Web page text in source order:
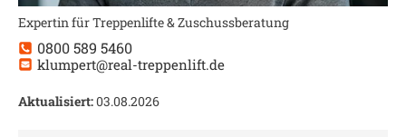
Expertin für Treppenlifte & Zuschussberatung
0800 589 5460
klumpert@real-treppenlift.de
Aktualisiert:03.08.2026